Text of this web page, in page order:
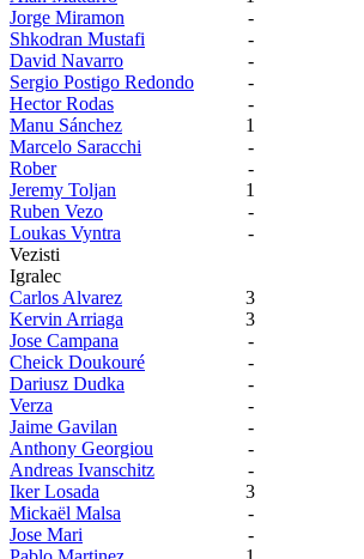
Jorge Miramon
-
Shkodran Mustafi
-
David Navarro
-
Sergio Postigo Redondo
-
Hector Rodas
-
Manu Sánchez
1
Marcelo Saracchi
-
Rober
-
Jeremy Toljan
1
Ruben Vezo
-
Loukas Vyntra
-
Vezisti
Igralec
Carlos Alvarez
3
Kervin Arriaga
3
Jose Campana
-
Cheick Doukouré
-
Dariusz Dudka
-
Verza
-
Jaime Gavilan
-
Anthony Georgiou
-
Andreas Ivanschitz
-
Iker Losada
3
Mickaël Malsa
-
Jose Mari
-